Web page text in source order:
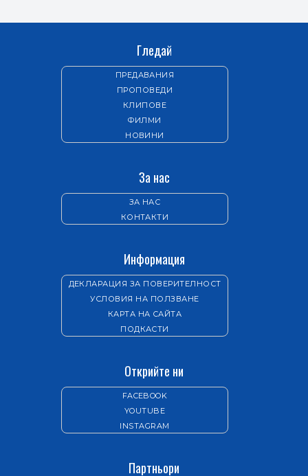
Гледай
ПРЕДАВАНИЯ
ПРОПОВЕДИ
КЛИПОВЕ
ФИЛМИ
НОВИНИ
За нас
ЗА НАС
КОНТАКТИ
Информация
ДЕКЛАРАЦИЯ ЗА ПОВЕРИТЕЛНОСТ
УСЛОВИЯ НА ПОЛЗВАНЕ
КАРТА НА САЙТА
ПОДКАСТИ
Открийте ни
FACEBOOK
YOUTUBE
INSTAGRAM
Партньори